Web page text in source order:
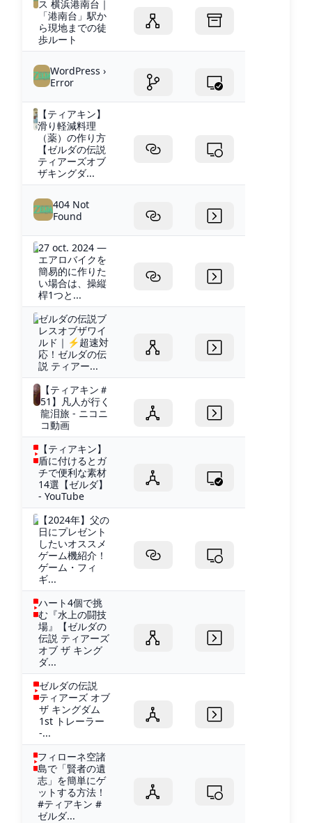
ス 横浜港南台｜
「港南台」駅か
ら現地までの徒
歩ルート
WordPress ›
Error
【ティアキン】
滑り軽減料理
（薬）の作り方
【ゼルダの伝説
ティアーズオブ
ザキングダ...
404 Not
Found
27 oct. 2024 —
エアロバイクを
簡易的に作りた
い場合は、操縦
桿1つと...
ゼルダの伝説ブ
レスオブザワイ
ルド｜ ⚡️超速対
応！ゼルダの伝
説 ティアー...
【ティアキン＃
51】凡人が行く
龍泪旅 - ニコニ
コ動画
【ティアキン】
盾に付けるとガ
チで便利な素材
14選【ゼルダ】
- YouTube
【2024年】父の
日にプレゼント
したいオススメ
ゲーム機紹介！
ゲーム・フィ
ギ...
ハート4個で挑
む『水上の闘技
場』【ゼルダの
伝説 ティアーズ
オブ ザ キング
ダ...
ゼルダの伝説
ティアーズ オブ
ザ キングダム
1st トレーラー
-...
フィローネ空諸
島で「賢者の遺
志」を簡単にゲ
ットする方法！
#ティアキン #
ゼルダ...